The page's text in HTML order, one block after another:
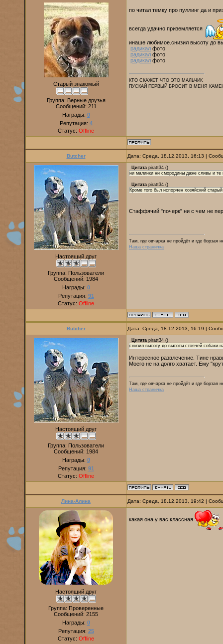
Старый знакомый
Группа: Верные друзья
Сообщений: 211
Награды: 0
Репутация: 4
Статус: Offline
по читал темку про пуллинг да и
всегда удачно приземляется
инаше любимое.снизил высоту до
радикал фото
радикал фото
радикал фото
КТО СКАЖЕТ ЧТО ЭТО МАЛЬЧИК
ПУСКАЙ ПЕРВЫЙ БРОСИТ В МЕНЯ
Butcher Дата: Среда, 18.12.2013, 16:13 |
Настоящий друг
Группа: Пользователи
Сообщений: 1984
Награды: 0
Репутация: 91
Статус: Offline
Цитата piratt34 ()
ни малинки ни смородины даже сливы и те
Цитата piratt34 ()
Кроме того был испорчен хозяйский
Стаффячий "почерк" ни с чем не
Там, где овчарка не пройдёт и где борзая
Наша страничка
Butcher Дата: Среда, 18.12.2013, 16:19 |
Настоящий друг
Группа: Пользователи
Сообщений: 1984
Награды: 0
Репутация: 91
Статус: Offline
Цитата piratt34 ()
снизил высоту до высоты стоячей
Интересное развлечение. Тине
Моего не на долго хватает. Ему
Там, где овчарка не пройдёт и где борзая
Наша страничка
Лина-Алина Дата: Среда, 18.12.2013, 19:42 |
Настоящий друг
Группа: Проверенные
Сообщений: 2155
Награды: 0
Репутация: 25
Статус: Offline
какая она у вас классная